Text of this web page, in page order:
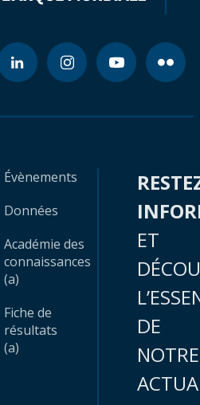
Évènements
Données
Académie des
connaissances
(a)
Fiche de
résultats
(a)
ET
DE
NOTRE